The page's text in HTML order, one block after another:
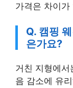
가격은 차이
Q. 캠핑
은가요?
거친 지형에
음 감소에 유